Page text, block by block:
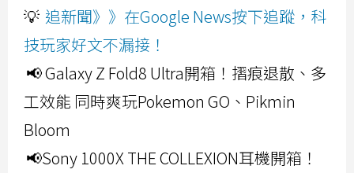
💡 追新聞》》在Google News按下追蹤，科
技玩家好文不漏接！
📢 Galaxy Z Fold8 Ultra開箱！摺痕退散、多
工效能 同時爽玩Pokemon GO、Pikmin
Bloom
📢Sony 1000X THE COLLEXION耳機開箱！